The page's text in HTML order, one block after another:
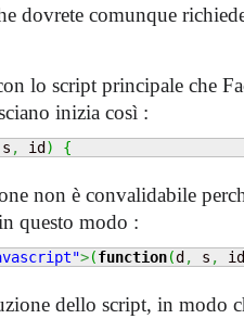
dovrete comunque
lo script principale che
inizia così :
s , id ) {
non è convalidabile
questo modo :
>(function(d , s , id
dello script, in modo